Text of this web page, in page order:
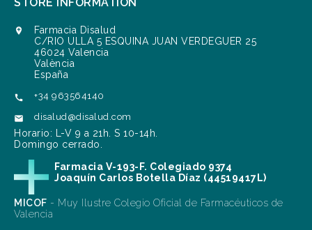

Farmacia Disalud
C/RIO ULLA 5 ESQUINA JUAN VERDEGUER 25
46024 Valencia
València
España
 +34 963564140
 disalud@disalud.com
Horario: L-V 9 a 21h. S 10-14h.
Domingo cerrado.
Farmacia V-193-F. Colegiado 9374
Joaquín Carlos Botella Díaz (44519417L)
MICOF - Muy Ilustre Colegio Oficial de Farmacéuticos de
Valencia